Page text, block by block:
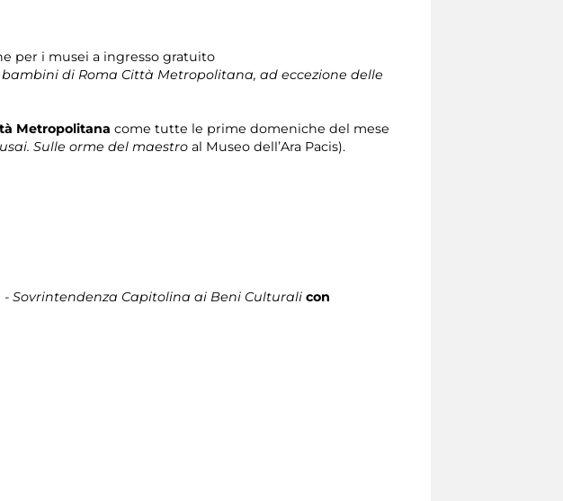
per i musei a ingresso gratuito
di Roma Città Metropolitana, ad eccezione delle
Metropolitana come tutte le prime domeniche del mese
Sulle orme del maestro al Museo dell’Ara Pacis).
Sovrintendenza Capitolina ai Beni Culturali con